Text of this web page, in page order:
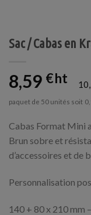
Sac / Cabas en
8,59 €
paquet de 50 unités soit
Cabas Format Mini
Brun sobre et
d’accessoires et de
Personnalisation
140 + 80 x 210 mm